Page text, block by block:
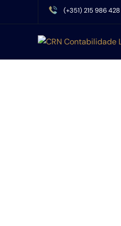
(+351) 215 986 428